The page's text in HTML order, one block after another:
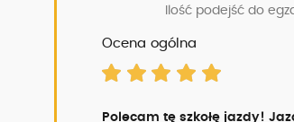
Ilość podejść do
Ocena ogólna
Polecam tę szkołę jazdy!